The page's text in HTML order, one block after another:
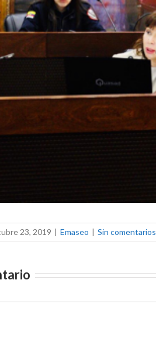
23, 2019 | Emaseo | Sin comentarios